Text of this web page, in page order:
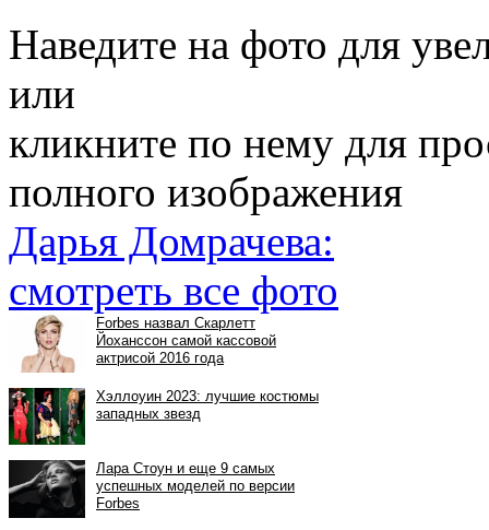
Наведите на фото для
или
кликните по нему для
полного изображения
Дарья Домрачева:
смотреть все фото